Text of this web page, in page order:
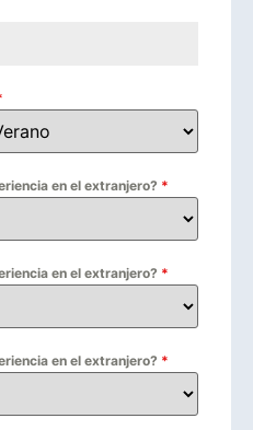
en el extranjero? *
en el extranjero? *
en el extranjero? *